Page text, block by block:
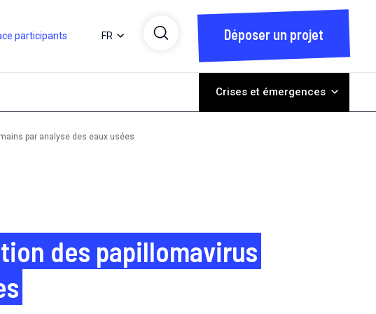
participants FR Déposer un projet
Crises et émergences
par analyse des eaux usées
des papillomavirus